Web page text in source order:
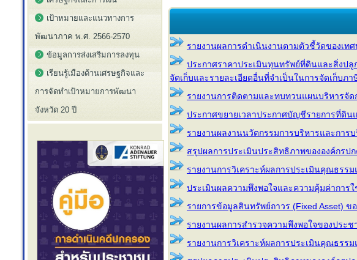
เป้าหมายและแนวทางการ
พัฒนาภาค พ.ศ. 2566-2570
ข้อมูลการส่งเสริมการลงทุน
เรียนรู้เมืองด้านเศรษฐกิจและ
การจัดทำเป้าหมายการพัฒนา
จังหวัด 20 ปี
รายงานผลการดำเนินงานตามตัวชี้วัดของเ
ประกาศราคาประเมินทุนทรัพย์ที่ดินและสิ่งป
จัดเก็บและรายละเอียดอื่นที่จำเป็นในการจัดเก็บภ
รายงานการติดตามและทบทวนแผนบริหารจั
ประกาศขยายเวลาประกาศบัญชีรายการที่ดิ
รายงานผลงานนวัตกรรมการบริหารและกา
สรุปผลการประเมินประสิทธิภาพขององค์กรป
รายงานการวิเคราะห์ผลการประเมินคุณธรร
ประเมินผลความพึงพอใจและความคุ้มค่ากา
รายการข้อมูลสินทรัพย์ถาวร (Fixed Asset)
รายงานผลการสำรวจความพึงพอใจของปร
รายงานการวิเคราะห์ผลการประเมินคุณธรร